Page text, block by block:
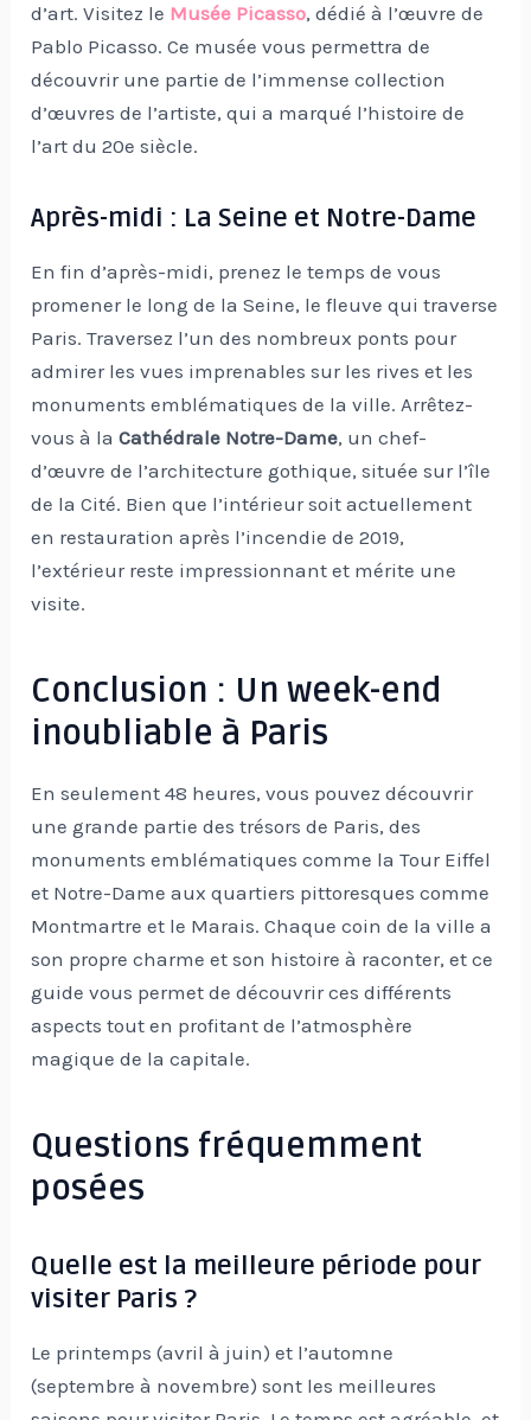
d’art. Visitez le Musée Picasso, dédié à l’œuvre de
Pablo Picasso. Ce musée vous permettra de
découvrir une partie de l’immense collection
d’œuvres de l’artiste, qui a marqué l’histoire de
l’art du 20e siècle.
Après-midi : La Seine et Notre-Dame
En fin d’après-midi, prenez le temps de vous
promener le long de la Seine, le fleuve qui traverse
Paris. Traversez l’un des nombreux ponts pour
admirer les vues imprenables sur les rives et les
monuments emblématiques de la ville. Arrêtez-
vous à laCathédrale Notre-Dame, un chef-
d’œuvre de l’architecture gothique, située sur l’île
de la Cité. Bien que l’intérieur soit actuellement
en restauration après l’incendie de 2019,
l’extérieur reste impressionnant et mérite une
visite.
Conclusion : Un week-end
inoubliable à Paris
En seulement 48 heures, vous pouvez découvrir
une grande partie des trésors de Paris, des
monuments emblématiques comme la Tour Eiffel
et Notre-Dame aux quartiers pittoresques comme
Montmartre et le Marais. Chaque coin de la ville a
son propre charme et son histoire à raconter, et ce
guide vous permet de découvrir ces différents
aspects tout en profitant de l’atmosphère
magique de la capitale.
Questions fréquemment
posées
Quelle est la meilleure période pour
visiter Paris ?
Le printemps (avril à juin) et l’automne
(septembre à novembre) sont les meilleures